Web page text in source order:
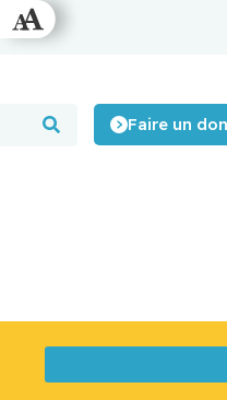
Faire un don